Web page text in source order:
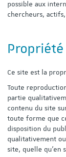
possible aux
chercheurs,
Propriété
Ce site est la
Toute
partie
contenu du site
toute forme que
disposition du
qualitativement
site, quelle qu'en